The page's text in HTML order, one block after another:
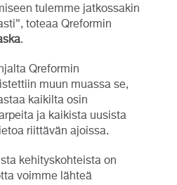
tulemme jatkossakin
toteaa Qreformin
.
Qreformin
muun muassa se,
kaikilta osin
ja kaikista uusista
riittävän ajoissa.
kehityskohteista on
voimme lähteä